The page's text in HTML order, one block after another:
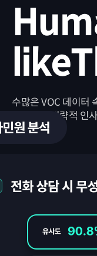
like
수많은 VOC 데이터
파악하여 전략적 인
트